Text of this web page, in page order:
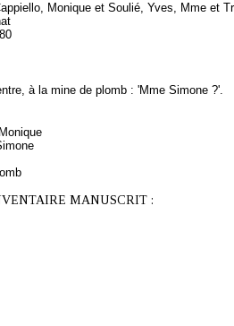
Monique et Soulié, Yves, Mme et
à la mine de plomb : 'Mme Simone ?'.
MANUSCRIT :